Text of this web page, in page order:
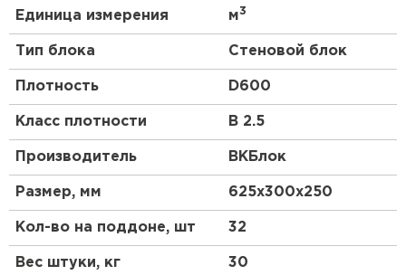
используется в современном строительстве. В
данном mini-FAQ мы рассмотрим основные
аспекты, связанные с газобетонными блоками
Особенности
Что такое газоблок?
Газоблок, или газобетон, представляет собой
легкий ячеистый бетон, который производится из
смеси цемента, песка, извести и алюминиевой
пудры. В процессе производства происходит
химическая реакция, в результате которой
образуются поры, придающие материалу легкость
Единица измерения м3
Тип блока Стеновой блок
Плотность D600
Класс плотности B 2.5
Производитель ВКБлок
Размер, мм 625х300х250
Кол-во на поддоне, шт 32
Вес штуки, кг 30